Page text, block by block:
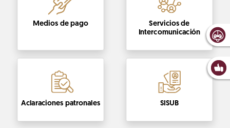
Medios de pago Servicios de
Intercomunicación
Aclaraciones patronales SISUB